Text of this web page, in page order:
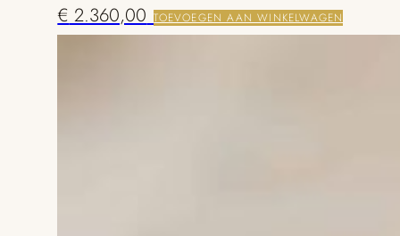
€ 2.360,00 TOEVOEGEN AAN WINKELWAGEN